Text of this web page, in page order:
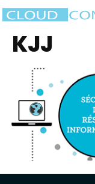
KJJ